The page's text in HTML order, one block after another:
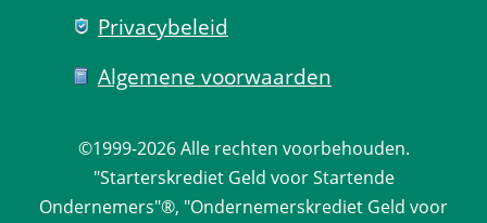
Privacy­beleid
Algemene voorwaarden
©1999-2026 Alle rechten voorbehouden.
"Starterskrediet Geld voor Startende
Ondernemers"®, "Ondernemerskrediet Geld voor